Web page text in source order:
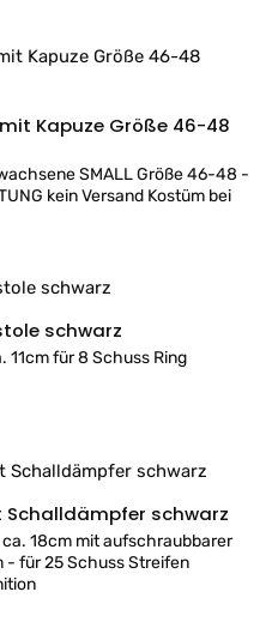
Kapuze Größe 46-48
SMALL Größe 46-48 -
schwarz
Ring
Schalldämpfer schwarz
18cm mit aufschraubbarer